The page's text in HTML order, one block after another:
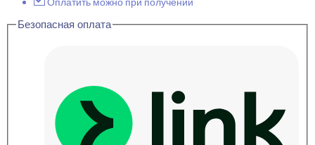
Безопасная оплата